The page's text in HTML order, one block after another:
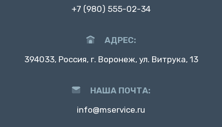
+7 (980) 555-02-34
АДРЕС:
394033, Россия, г. Воронеж, ул. Витрука, 13
НАША ПОЧТА:
info@mservice.ru